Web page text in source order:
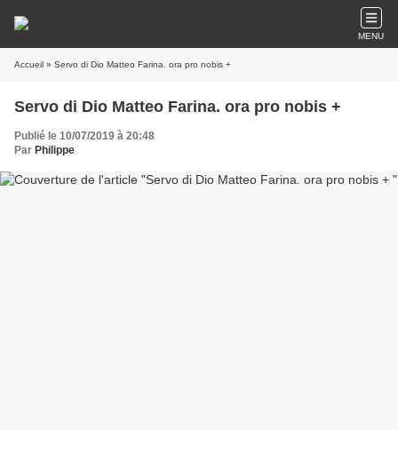
MENU
Accueil » Servo di Dio Matteo Farina. ora pro nobis +
Servo di Dio Matteo Farina. ora pro nobis +
Publié le 10/07/2019 à 20:48
Par Philippe